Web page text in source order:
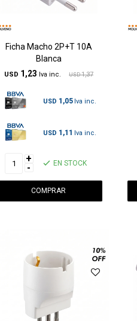
Ficha Macho 2P+T 10A
Blanca
USD 1,23 USD 1,37
USD 1,05
USD 1,11
+
- EN STOCK